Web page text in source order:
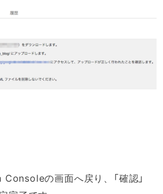
の画面へ戻り、「確認」